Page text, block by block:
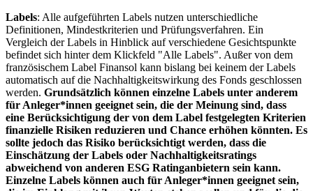
Labels: Alle aufgeführten Labels nutzen unterschiedliche
Definitionen, Mindestkriterien und Prüfungsverfahren. Ein
Vergleich der Labels in Hinblick auf verschiedene Gesichtspunkte
befindet sich hinter dem Klickfeld "Alle Labels". Außer von dem
französischem Label Finansol kann bislang bei keinem der Labels
automatisch auf die Nachhaltigkeitswirkung des Fonds geschlossen
werden. Grundsätzlich können einzelne Labels unter anderem
für Anleger*innen geeignet sein, die der Meinung sind, dass
eine Berücksichtigung der von dem Label festgelegten Kriterien
finanzielle Risiken reduzieren und Chance erhöhen könnten. Es
sollte jedoch das Risiko berücksichtigt werden, dass die
Einschätzung der Labels oder Nachhaltigkeitsratings
abweichend von anderen ESG Ratinganbietern sein kann.
Einzelne Labels können auch für Anleger*innen geeignet sein,